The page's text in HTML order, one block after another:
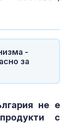
-
за
не е
с